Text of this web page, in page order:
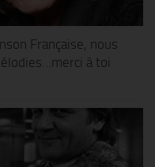
Française, nous
à toi